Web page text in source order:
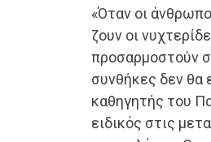
«Όταν οι
ζουν οι
προσαρμοστούν
συνθήκες δεν θα
καθηγητής του
ειδικός στις